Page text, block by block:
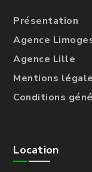
Présentation
Agence
Agence Lille
Mentions
Conditions
Location